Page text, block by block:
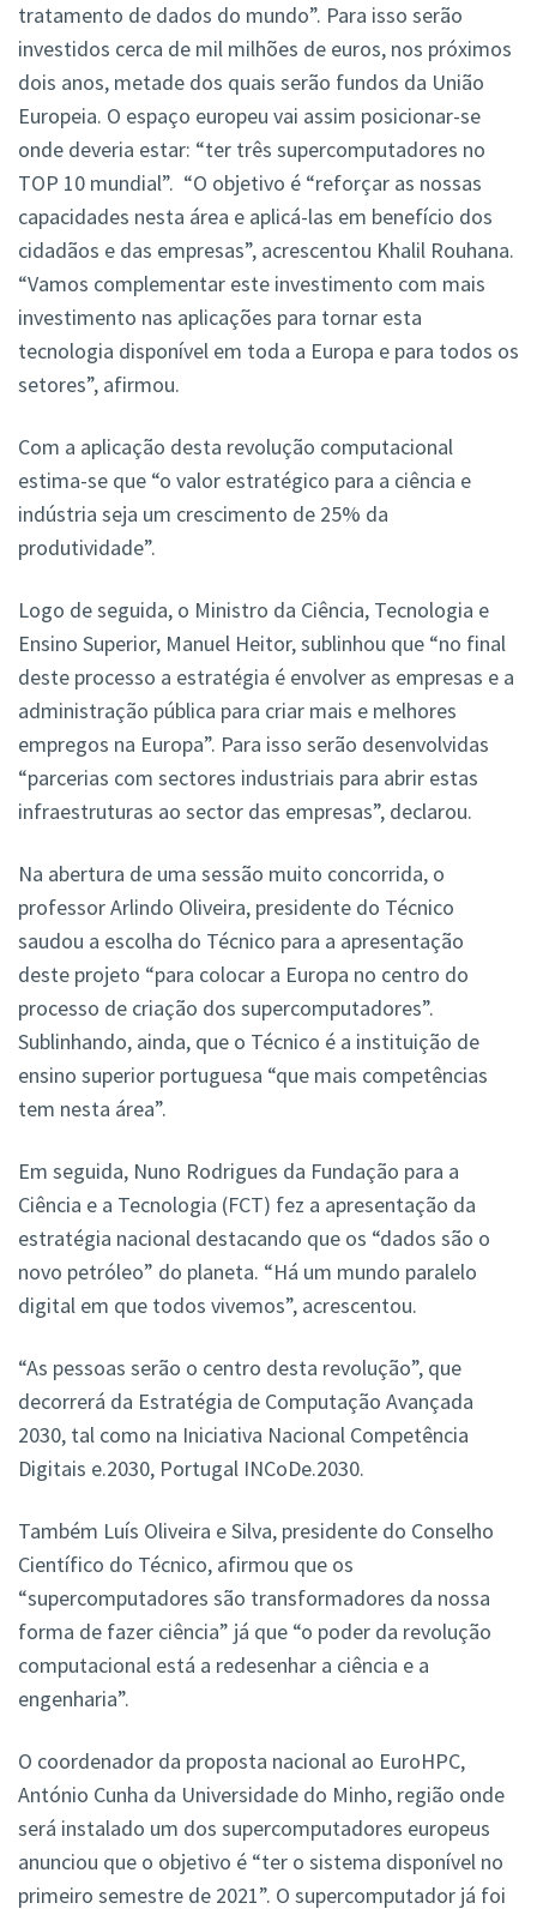
tratamento de dados do mundo”. Para isso serão
investidos cerca de mil milhões de euros, nos próximos
dois anos, metade dos quais serão fundos da União
Europeia. O espaço europeu vai assim posicionar-se
onde deveria estar: “ter três supercomputadores no
TOP 10 mundial”. “O objetivo é “reforçar as nossas
capacidades nesta área e aplicá-las em benefício dos
cidadãos e das empresas”, acrescentou Khalil Rouhana.
“Vamos complementar este investimento com mais
investimento nas aplicações para tornar esta
tecnologia disponível em toda a Europa e para todos os
setores”, afirmou.
Com a aplicação desta revolução computacional
estima-se que “o valor estratégico para a ciência e
indústria seja um crescimento de 25% da
produtividade”.
Logo de seguida, o Ministro da Ciência, Tecnologia e
Ensino Superior, Manuel Heitor, sublinhou que “no final
deste processo a estratégia é envolver as empresas e a
administração pública para criar mais e melhores
empregos na Europa”. Para isso serão desenvolvidas
“parcerias com sectores industriais para abrir estas
infraestruturas ao sector das empresas”, declarou.
Na abertura de uma sessão muito concorrida, o
professor Arlindo Oliveira, presidente do Técnico
saudou a escolha do Técnico para a apresentação
deste projeto “para colocar a Europa no centro do
processo de criação dos supercomputadores”.
Sublinhando, ainda, que o Técnico é a instituição de
ensino superior portuguesa “que mais competências
tem nesta área”.
Em seguida, Nuno Rodrigues da Fundação para a
Ciência e a Tecnologia (FCT) fez a apresentação da
estratégia nacional destacando que os “dados são o
novo petróleo” do planeta. “Há um mundo paralelo
digital em que todos vivemos”, acrescentou.
“As pessoas serão o centro desta revolução”, que
decorrerá da Estratégia de Computação Avançada
2030, tal como na Iniciativa Nacional Competência
Digitais e.2030, Portugal INCoDe.2030.
Também Luís Oliveira e Silva, presidente do Conselho
Científico do Técnico, afirmou que os
“supercomputadores são transformadores da nossa
forma de fazer ciência” já que “o poder da revolução
computacional está a redesenhar a ciência e a
engenharia”.
O coordenador da proposta nacional ao EuroHPC,
António Cunha da Universidade do Minho, região onde
será instalado um dos supercomputadores europeus
anunciou que o objetivo é “ter o sistema disponível no
primeiro semestre de 2021”. O supercomputador já foi